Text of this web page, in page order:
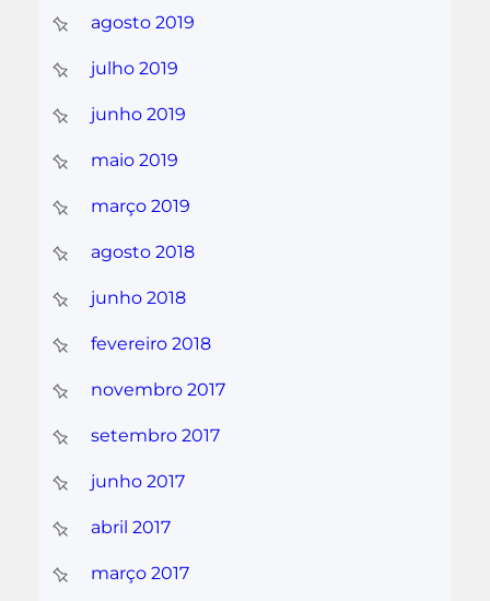
agosto 2019
julho 2019
junho 2019
maio 2019
março 2019
agosto 2018
junho 2018
fevereiro 2018
novembro 2017
setembro 2017
junho 2017
abril 2017
março 2017